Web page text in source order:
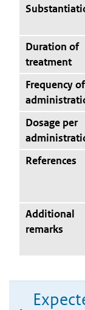
Duration of
treatment
Frequency of
Dosage per
References
Additional
remarks